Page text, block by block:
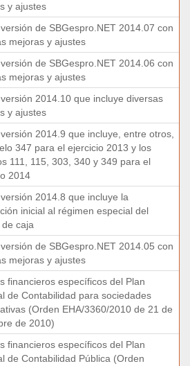
y ajustes
de SBGespro.NET 2014.07 con
mejoras y ajustes
de SBGespro.NET 2014.06 con
mejoras y ajustes
2014.10 que incluye diversas
y ajustes
2014.9 que incluye, entre otros,
347 para el ejercicio 2013 y los
111, 115, 303, 340 y 349 para el
2014
2014.8 que incluye la
inicial al régimen especial del
caja
de SBGespro.NET 2014.05 con
mejoras y ajustes
financieros específicos del Plan
de Contabilidad para sociedades
(Orden EHA/3360/2010 de 21 de
de 2010)
financieros específicos del Plan
de Contabilidad Pública (Orden